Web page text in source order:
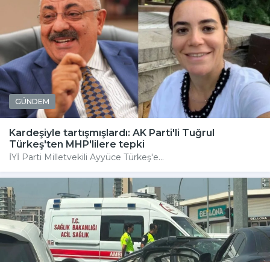
GÜNDEM
Kardeşiyle tartışmışlardı: AK Parti'li Tuğrul
Türkeş'ten MHP'lilere tepki
İYİ Parti Milletvekili Ayyüce Türkeş'e...